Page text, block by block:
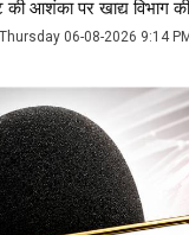
आशंका पर खाद्य विभाग की
Thursday 06-08-2026 9:14